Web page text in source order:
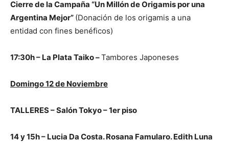
Cierre de la Campaña “Un Millón de Origamis por una
Argentina Mejor” (Donación de los origamis a una
entidad con fines benéficos)
17:30h – La Plata Taiko –Tambores Japoneses
Domingo 12 de Noviembre
TALLERES – Salón Tokyo – 1er piso
14 y 15h – Lucia Da Costa. Rosana Famularo. Edith Luna